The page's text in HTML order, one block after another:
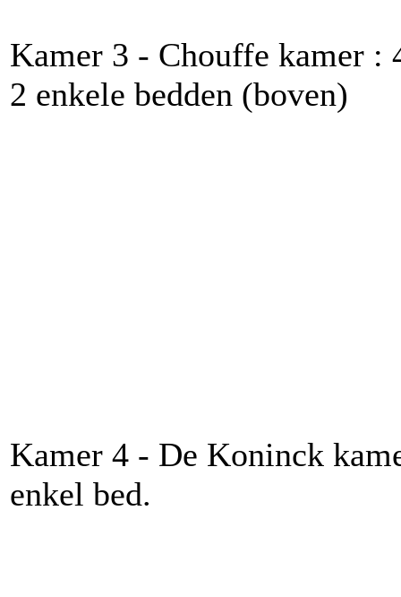
Kamer 3 - Chouffe kamer :
2 enkele bedden (boven)
Kamer 4 - De Koninck
enkel bed.